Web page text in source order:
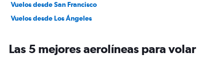
Vuelos desde San Francisco
Vuelos desde Los Ángeles
Las 5 mejores aerolíneas para volar